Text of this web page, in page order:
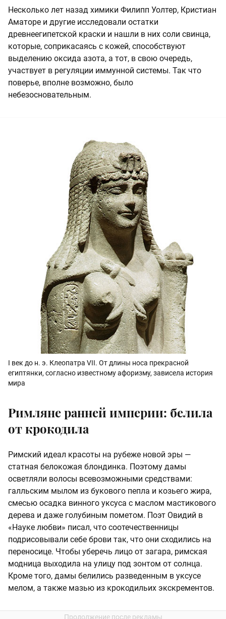
Несколько лет назад химики Филипп Уолтер, Кристиан
Аматоре и другие исследовали остатки
древнеегипетской краски и нашли в них соли свинца,
которые, соприкасаясь с кожей, способствуют
выделению оксида азота, а тот, в свою очередь,
участвует в регуляции иммунной системы. Так что
поверье, вполне возможно, было
небезосновательным.
I век до н. э. Клеопатра VII. От длины носа прекрасной
египтянки, согласно известному афоризму, зависела история
мира
Римляне ранней империи: белила
от крокодила
Римский идеал красоты на рубеже новой эры —
статная белокожая блондинка. Поэтому дамы
осветляли волосы всевозможными средствами:
галльским мылом из букового пепла и козьего жира,
смесью осадка винного уксуса с маслом мастикового
дерева и даже голубиным пометом. Поэт Овидий в
«Науке любви» писал, что соотечественницы
подрисовывали себе брови так, что они сходились на
переносице. Чтобы уберечь лицо от загара, римская
модница выходила на улицу под зонтом от солнца.
Кроме того, дамы белились разведенным в уксусе
мелом, а также мазью из крокодильих экскрементов.